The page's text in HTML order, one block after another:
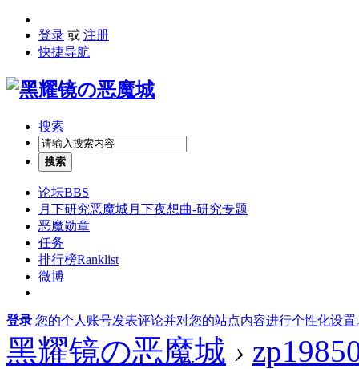
登录 或 注册
快捷导航
搜索
搜索
论坛BBS
月下研究恶魔城月下夜想曲-研究专题
恶魔勋章
任务
排行榜Ranklist
微博
登录 您的个人账号发表评论并对您的站点内容进行个性化设置
黑耀镜の恶魔城 ›